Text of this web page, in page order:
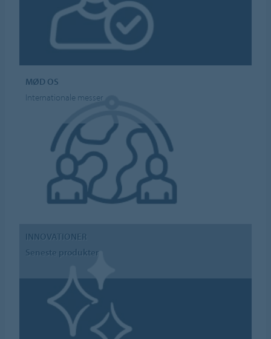
MØD OS
Internationale messer
INNOVATIONER
Seneste produkter